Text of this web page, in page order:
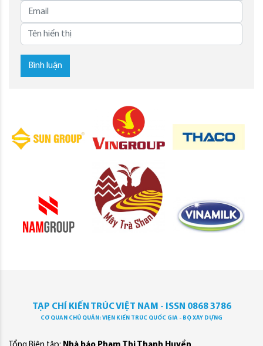
Bình luận
TẠP CHÍ KIẾN TRÚC VIỆT NAM - ISSN 0868 3786
CƠ QUAN CHỦ QUẢN: VIỆN KIẾN TRÚC QUỐC GIA - BỘ XÂY DỰNG